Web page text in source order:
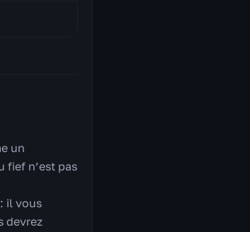
un
fief n’est pas
il vous
devrez